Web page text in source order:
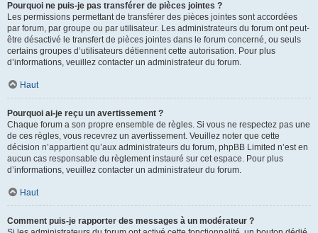
Pourquoi ne puis-je pas transférer de pièces jointes ?
Les permissions permettant de transférer des pièces jointes sont accordées
par forum, par groupe ou par utilisateur. Les administrateurs du forum ont peut-
être désactivé le transfert de pièces jointes dans le forum concerné, ou seuls
certains groupes d’utilisateurs détiennent cette autorisation. Pour plus
d’informations, veuillez contacter un administrateur du forum.
Haut
Pourquoi ai-je reçu un avertissement ?
Chaque forum a son propre ensemble de règles. Si vous ne respectez pas une
de ces règles, vous recevrez un avertissement. Veuillez noter que cette
décision n’appartient qu’aux administrateurs du forum, phpBB Limited n’est en
aucun cas responsable du règlement instauré sur cet espace. Pour plus
d’informations, veuillez contacter un administrateur du forum.
Haut
Comment puis-je rapporter des messages à un modérateur ?